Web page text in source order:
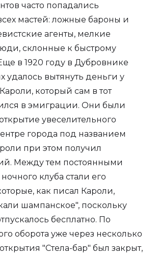
часто попадались
мастей: ложные бароны и
агенты, мелкие
склонные к быстрому
в 1920 году в Дубровнике
удалось вытянуть деньги у
который сам в тот
в эмиграции. Они были
увеселительного
города под названием
при этом получил
Между тем постоянными
клуба стали его
как писал Кароли,
шампанское", поскольку
бесплатно. По
оборота уже через несколько
"Стела-бар" был закрыт,